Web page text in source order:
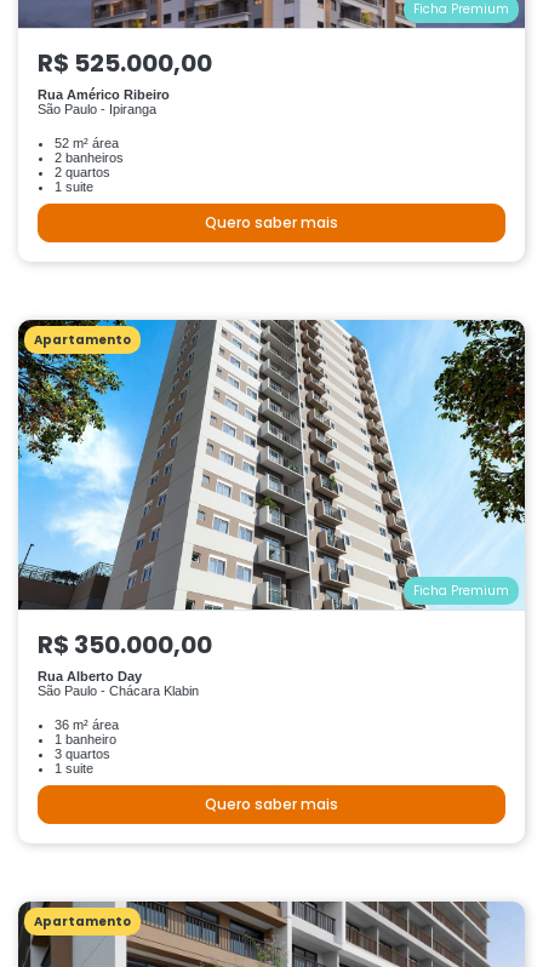
Ficha Premium
R$ 525.000,00
Rua Américo Ribeiro
São Paulo - Ipiranga
52 m² área
2 banheiros
2 quartos
1 suite
Quero saber mais
Apartamento
Ficha Premium
R$ 350.000,00
Rua Alberto Day
São Paulo - Chácara Klabin
36 m² área
1 banheiro
3 quartos
1 suite
Quero saber mais
Apartamento